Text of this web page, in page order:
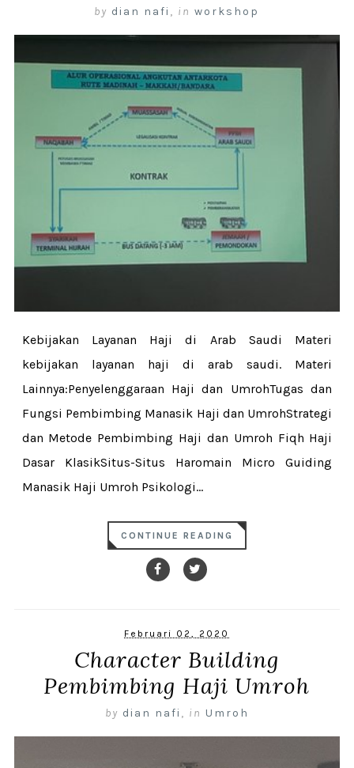
by dian nafi , in workshop
Kebijakan Layanan Haji di Arab Saudi Materi
kebijakan layanan haji di arab saudi. Materi
Lainnya:Penyelenggaraan Haji dan UmrohTugas dan
Fungsi Pembimbing Manasik Haji dan UmrohStrategi
dan Metode Pembimbing Haji dan Umroh Fiqh Haji
Dasar KlasikSitus-Situs Haromain Micro Guiding
Manasik Haji Umroh Psikologi...
CONTINUE READING
Februari 02, 2020
Character Building
Pembimbing Haji Umroh
by dian nafi , in Umroh